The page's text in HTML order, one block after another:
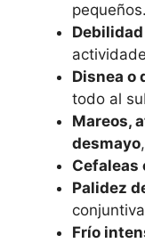
pequeños.
Disnea o
todo al
Mareos,
desmayo
Cefaleas
Palidez
Frío